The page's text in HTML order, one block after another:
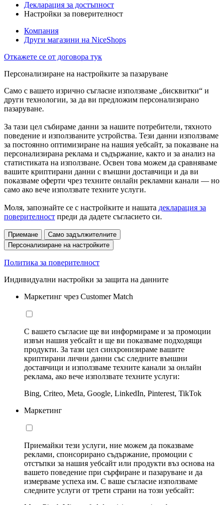
Декларация за достъпност
Настройки за поверителност
Компания
Други магазини на NiceShops
Откажете се от договора тук
Персонализиране на настройките за пазаруване
Само с вашето изрично съгласие използваме „бисквитки“ и
други технологии, за да ви предложим персонализирано
пазаруване.
За тази цел събираме данни за нашите потребители, тяхното
поведение и използваните устройства. Тези данни използваме
за постоянно оптимизиране на нашия уебсайт, за показване на
персонализирана реклама и съдържание, както и за анализ на
статистиката на използване. Освен това можем да сравняваме
вашите криптирани данни с външни доставчици и да ви
показваме оферти чрез техните онлайн рекламни канали — но
само ако вече използвате техните услуги.
Моля, запознайте се с настройките и нашата декларация за
поверителност преди да дадете съгласието си.
Приемане
Само задължителните
Персонализиране на настройките
Политика за поверителност
Индивидуални настройки за защита на данните
Маркетинг чрез Customer Match
С вашето съгласие ще ви информираме и за промоции
извън нашия уебсайт и ще ви показваме подходящи
продукти. За тази цел синхронизираме вашите
криптирани лични данни със следните външни
доставчици и използваме техните канали за онлайн
реклама, ако вече използвате техните услуги:
Bing, Criteo, Meta, Google, LinkedIn, Pinterest, TikTok
Маркетинг
Приемайки тези услуги, ние можем да показваме
реклами, спонсорирано съдържание, промоции с
отстъпки за нашия уебсайт или продукти въз основа на
вашето поведение при сърфиране и пазаруване и да
измерваме успеха им. С ваше съгласие използваме
следните услуги от трети страни на този уебсайт: